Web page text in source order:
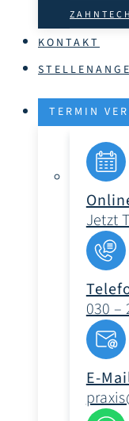
KONTAKT
TERMIN
Jetzt
030 –
E-